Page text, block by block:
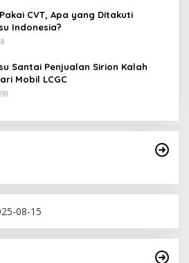
CVT, Apa yang Ditakuti
Indonesia?
Santai Penjualan Sirion Kalah
Mobil LCGC